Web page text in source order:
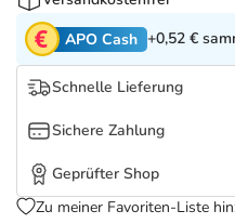
Tierapotheke
Vitamine &
Marken
Salus Deals
APO Cash +0,52 €
Schnelle Lieferung
Sichere Zahlung
Geprüfter Shop
Zu meiner Favoriten-Liste